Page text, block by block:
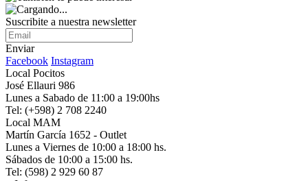
Suscribite a nuestra newsletter
Enviar
Facebook Instagram
Local Pocitos
José Ellauri 986
Lunes a Sabado de 11:00 a 19:00hs
Tel: (+598) 2 708 2240
Local MAM
Martín García 1652 - Outlet
Lunes a Viernes de 10:00 a 18:00 hs.
Sábados de 10:00 a 15:00 hs.
Tel: (598) 2 929 60 87